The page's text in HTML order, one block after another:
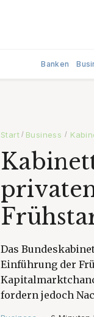
Banken
Start / Business /
Das
Einführung der
fordern jedoch